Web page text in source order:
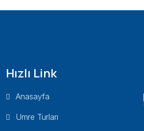
Hızlı Link
Anasayfa
Umre Turları